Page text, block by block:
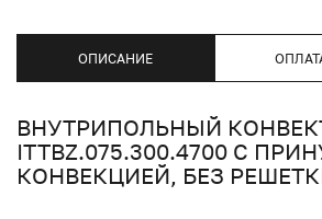
ОПИСАНИЕ
ВНУТРИПОЛЬНЫЙ
ITTBZ.075.300.4700 С
КОНВЕКЦИЕЙ, БЕЗ